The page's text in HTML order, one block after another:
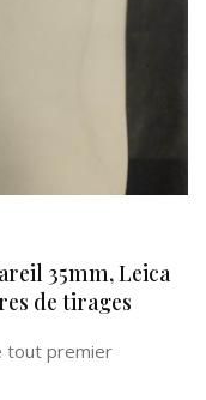
35mm, Leica
de tirages
tout premier